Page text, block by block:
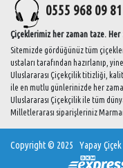
0555 968 09 81
Çiçeklerimiz her zaman taze.
Sitemizde gördüğünüz tüm
ustaları tarafından hazırlanıp,
Uluslararası Çiçekçilik titizliği,
ile en mutlu günlerinizde her
Uluslararası Çiçekçilik ile tüm
Milletlerarası siparişleriniz
Copyright © 2025 Yapay Çiçek